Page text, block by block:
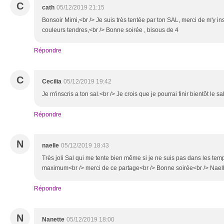
C cath 05/12/2019 21:15
Bonsoir Mimi,<br /> Je suis très tentée par ton SAL, merci de m'y
couleurs tendres,<br /> Bonne soirée , bisous de 4
Répondre
C Cecilia 05/12/2019 19:42
Je m'inscris a ton sal.<br /> Je crois que je pourrai finir bientôt le
Répondre
N naelle 05/12/2019 18:43
Très joli Sal qui me tente bien même si je ne suis pas dans les
maximum<br /> merci de ce partage<br /> Bonne soirée<br />
Répondre
N Nanette 05/12/2019 18:00